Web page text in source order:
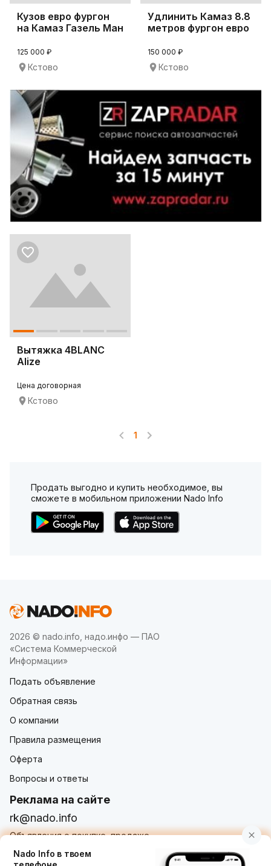
Кузов евро фургон
на Камаз Газель Ман
125 000 ₽
Кстово
Удлинить Камаз 8.8
метров фургон евро
150 000 ₽
Кстово
Вытяжка 4BLANC
Alize
Цена договорная
Кстово
1
Продать выгодно и купить необходимое, вы
сможете в мобильном приложении Nado Info
2026 © nado.info, надо.инфо — ПАО
«Система Коммерческой
Информации»
Подать объявление
Обратная связь
О компании
Правила размещения
Оферта
Вопросы и ответы
Реклама на сайте
rk@nado.info
Объявления о покупке, продаже,
услугах от частных лиц и организаций
Nado Info в твоем